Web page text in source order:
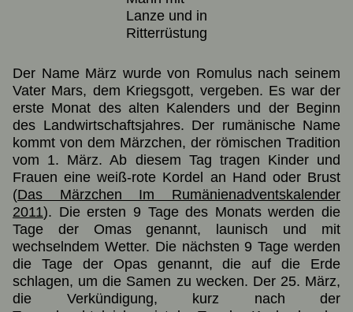
Der Name März wurde von Romulus nach seinem
Vater Mars, dem Kriegsgott, vergeben. Es war der
erste Monat des alten Kalenders und der Beginn
des Landwirtschaftsjahres. Der rumänische Name
kommt von dem Märzchen, der römischen Tradition
vom 1. März. Ab diesem Tag tragen Kinder und
Frauen eine weiß-rote Kordel an Hand oder Brust
(Das Märzchen Im Rumänienadventskalender
2011). Die ersten 9 Tage des Monats werden die
Tage der Omas genannt, launisch und mit
wechselndem Wetter. Die nächsten 9 Tage werden
die Tage der Opas genannt, die auf die Erde
schlagen, um die Samen zu wecken. Der 25. März,
die Verkündigung, kurz nach der